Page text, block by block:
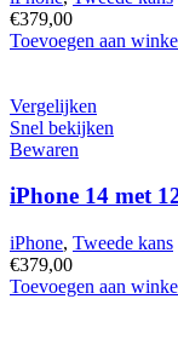
€379,00
iPhone
128GB
Blauw
hoeveelheid
Toevoegen aan
Vergelijken
Snel bekijken
Bewaren
iPhone 14 met
iPhone, Tweede kans
€379,00
iPhone
Toevoegen aan